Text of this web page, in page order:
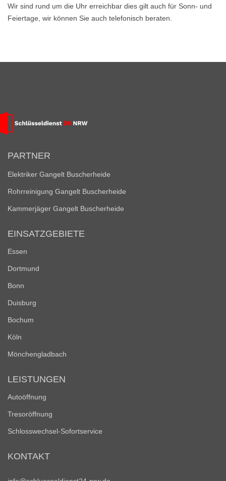
Wir sind rund um die Uhr erreichbar dies gilt auch für Sonn- und
Feiertage, wir können Sie auch telefonisch beraten.
PARTNER
Elektriker Gangelt Buscherheide
Rohrreinigung Gangelt Buscherheide
Kammerjäger Gangelt Buscherheide
EINSATZGEBIETE
Essen
Dortmund
Bonn
Duisburg
Bochum
Köln
Mönchengladbach
LEISTUNGEN
Autoöffnung
Tresoröffnung
Schlosswechsel-Sofortservice
KONTAKT